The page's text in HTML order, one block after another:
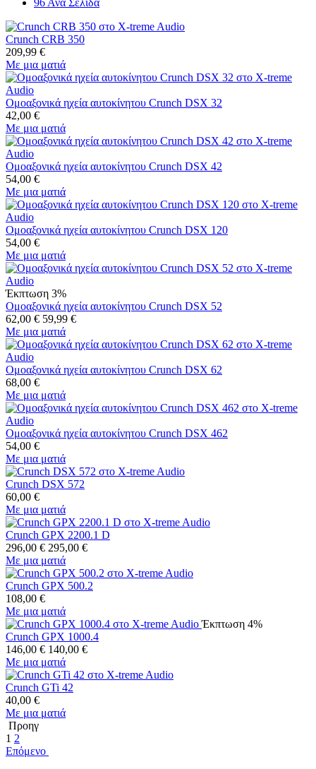
Crunch CRB 350
209,99 €
Με μια ματιά
Ομοαξονικά ηχεία αυτοκίνητου Crunch DSX 32
42,00 €
Με μια ματιά
Ομοαξονικά ηχεία αυτοκίνητου Crunch DSX 42
54,00 €
Με μια ματιά
Ομοαξονικά ηχεία αυτοκίνητου Crunch DSX 120
54,00 €
Με μια ματιά
Έκπτωση 3%
Ομοαξονικά ηχεία αυτοκίνητου Crunch DSX 52
62,00 € 59,99 €
Με μια ματιά
Ομοαξονικά ηχεία αυτοκίνητου Crunch DSX 62
68,00 €
Με μια ματιά
Ομοαξονικά ηχεία αυτοκίνητου Crunch DSX 462
54,00 €
Με μια ματιά
Crunch DSX 572
60,00 €
Με μια ματιά
Crunch GPX 2200.1 D
296,00 € 295,00 €
Με μια ματιά
Crunch GPX 500.2
108,00 €
Με μια ματιά
Έκπτωση 4%
Crunch GPX 1000.4
146,00 € 140,00 €
Με μια ματιά
Crunch GTi 42
40,00 €
Με μια ματιά
Προηγ
1 2
Επόμενο